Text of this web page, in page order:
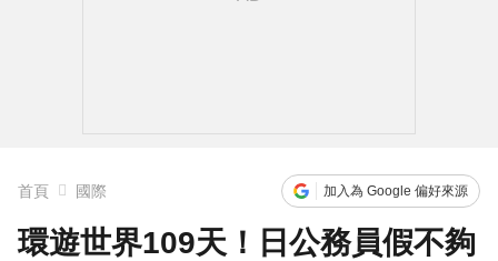
首頁 國際 加入為 Google 偏好來源
環遊世界109天！日公務員假不夠